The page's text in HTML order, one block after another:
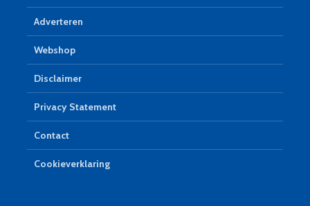
Adverteren
Webshop
Disclaimer
Privacy Statement
Contact
Cookieverklaring